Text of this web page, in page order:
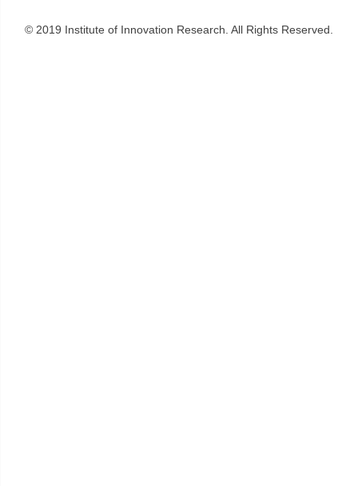
© 2019 Institute of Innovation Research. All Rights Reserved.